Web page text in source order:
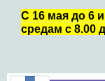
С 16 мая до 6
средам с 8.00